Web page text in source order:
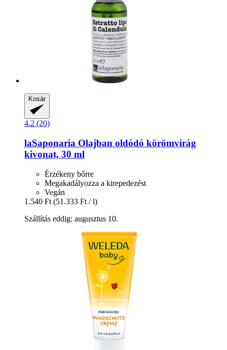
Kosár
4.2 (20)
laSaponaria Olajban oldódó körömvirág
kivonat, 30 ml
Érzékeny bőrre
Megakadályozza a kirepedezést
Vegán
1.540 Ft (51.333 Ft / l)
Szállítás eddig: augusztus 10.